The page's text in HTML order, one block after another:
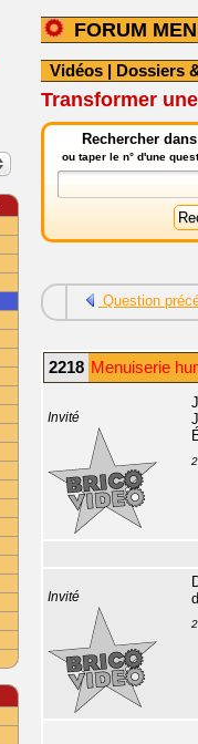
FORUM
Vidéos | Dossiers
Transformer
Rechercher
ou taper le n° d'une
Question
2218 Menuiserie
Invité
Invité